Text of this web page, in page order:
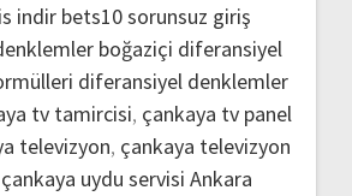
indir bets10 sorunsuz giriş
boğaziçi diferansiyel
diferansiyel denklemler
tv tamircisi, çankaya tv panel
televizyon, çankaya televizyon
çankaya uydu servisi Ankara